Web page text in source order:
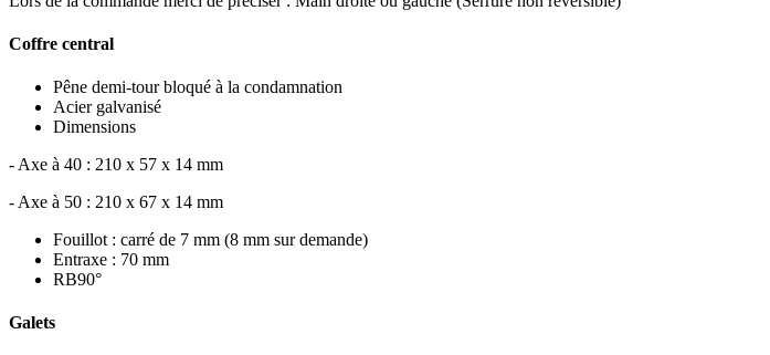
Coffre central
Pêne demi-tour bloqué à la condamnation
Acier galvanisé
Dimensions
- Axe à 40 : 210 x 57 x 14 mm
- Axe à 50 : 210 x 67 x 14 mm
Fouillot : carré de 7 mm (8 mm sur demande)
Entraxe : 70 mm
RB90°
Galets